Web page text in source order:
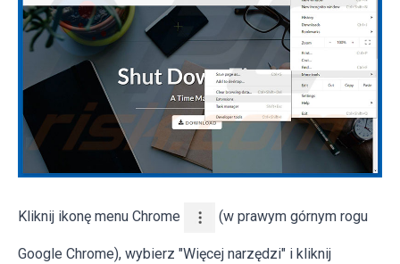
Kliknij ikonę menu Chrome (w prawym górnym rogu
Google Chrome), wybierz "Więcej narzędzi" i kliknij